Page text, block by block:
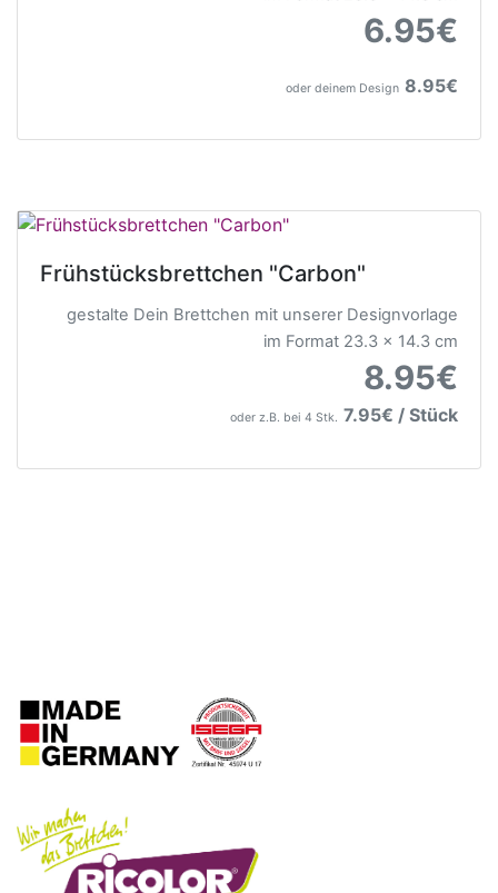
6.95€
oder deinem Design 8.95€
Frühstücksbrettchen "Carbon"
gestalte Dein Brettchen mit unserer Designvorlage
im Format 23.3 x 14.3 cm
8.95€
oder z.B. bei 4 Stk. 7.95€ / Stück